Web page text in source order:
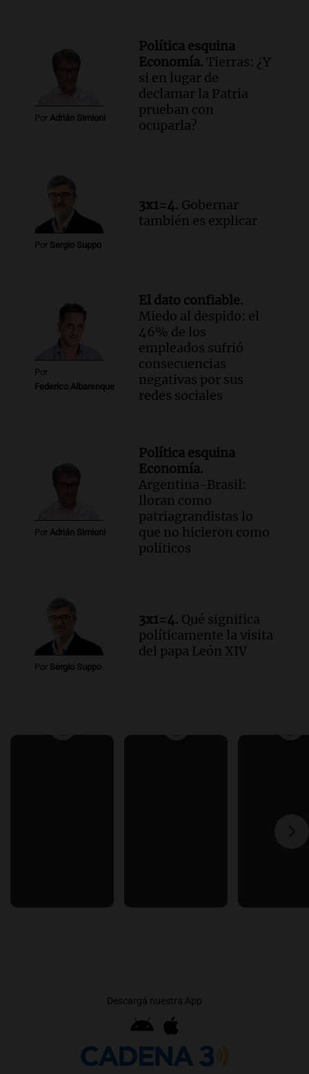
Prisión preventiva para
motociclista por intento de homicidio
en Santa Lucía, Tucumán
Episodios
Por Adrián Simioni
Política esquina
Economía. Tierras: ¿Y
si en lugar de
declamar la Patria
prueban con
ocuparla?
Por Sergio Suppo
3x1=4. Gobernar
también es explicar
Por
Federico Albarenque
El dato confiable.
Miedo al despido: el
46% de los
empleados sufrió
consecuencias
negativas por sus
redes sociales
Por Adrián Simioni
Política esquina
Economía.
Argentina-Brasil:
lloran como
patriagrandistas lo
que no hicieron como
politicos
Por Sergio Suppo
3x1=4. Qué significa
políticamente la visita
del papa León XIV
Descargá nuestra App